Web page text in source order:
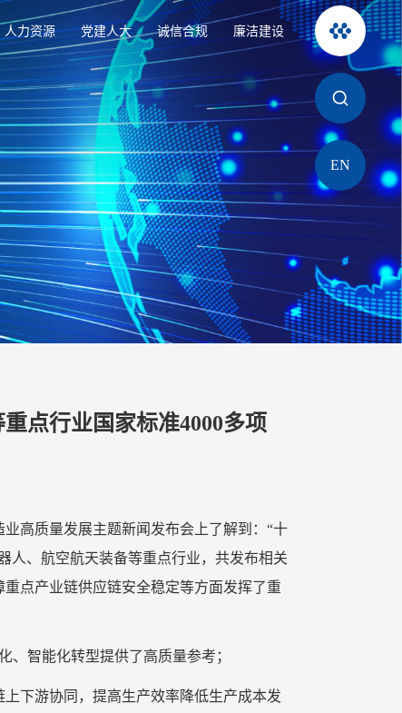
人力资源 党建人大 诚信合规 廉洁建设
EN
点行业国家标准4000多项
高质量发展主题新闻发布会上了解到：“十
人、航空航天装备等重点行业，共发布相关
点产业链供应链安全稳定等方面发挥了重
、智能化转型提供了高质量参考；
下游协同，提高生产效率降低生产成本发